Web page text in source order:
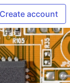
Create account